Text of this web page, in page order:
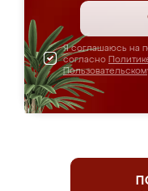
Я соглашаюсь на
согласно